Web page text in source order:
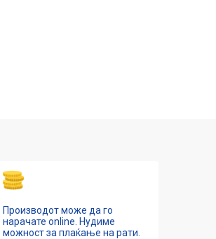
Производот може да го
нарачате online. Нудиме
можност за плаќање на рати.